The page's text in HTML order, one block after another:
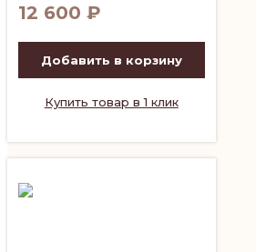
12 600 ₽
Добавить в корзину
Купить товар в 1 клик